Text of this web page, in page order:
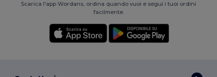
Scarica l'app Wordans, ordina quando vuoi e segui i tuoi ordini
facilmente.